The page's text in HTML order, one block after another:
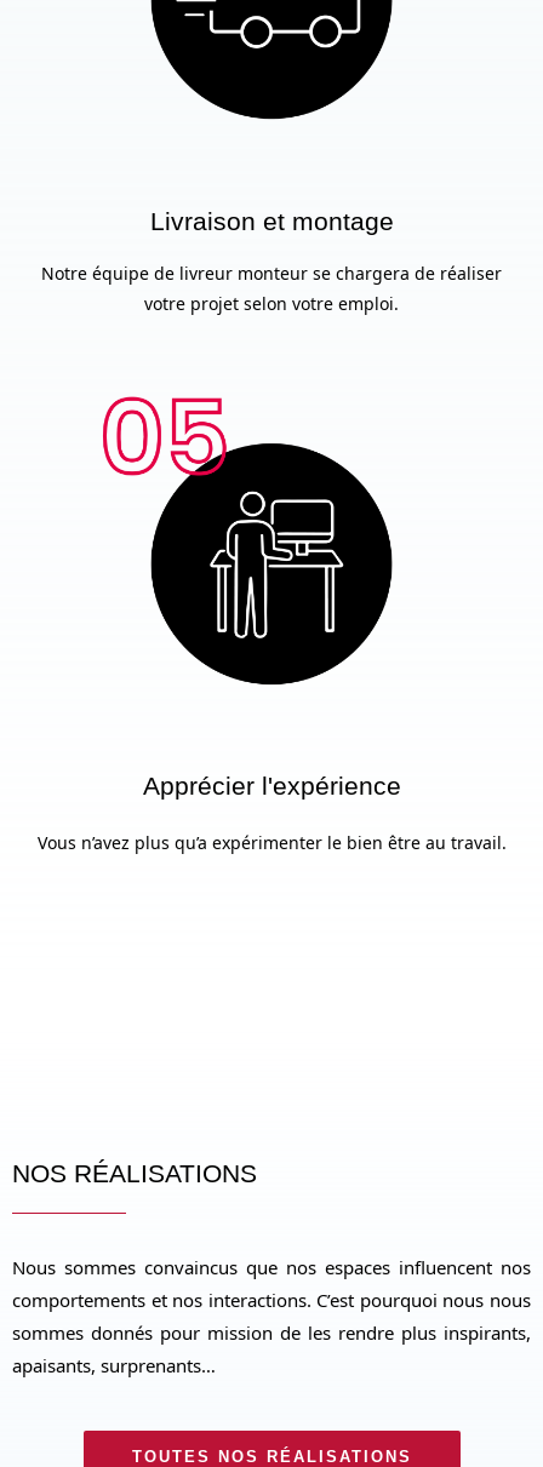
Livraison et montage
Notre équipe de livreur monteur se chargera de réaliser
votre projet selon votre emploi.
Apprécier l'expérience
Vous n’avez plus qu’a expérimenter le bien être au travail.
NOS RÉALISATIONS
Nous sommes convaincus que nos espaces influencent nos
comportements et nos interactions. C’est pourquoi nous nous
sommes donnés pour mission de les rendre plus inspirants,
apaisants, surprenants…
TOUTES NOS RÉALISATIONS